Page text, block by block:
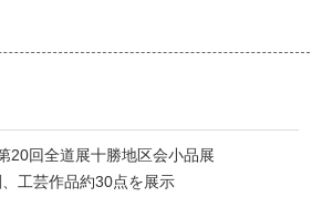
20回全道展十勝地区会小品展
工芸作品約30点を展示